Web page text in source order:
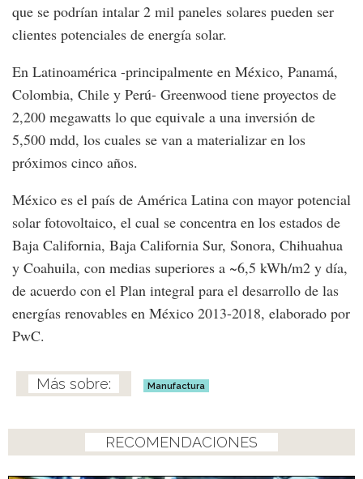
que se podrían intalar 2 mil paneles solares pueden ser
clientes potenciales de energía solar.
En Latinoamérica -principalmente en México, Panamá,
Colombia, Chile y Perú- Greenwood tiene proyectos de
2,200 megawatts lo que equivale a una inversión de
5,500 mdd, los cuales se van a materializar en los
próximos cinco años.
México es el país de América Latina con mayor potencial
solar fotovoltaico, el cual se concentra en los estados de
Baja California, Baja California Sur, Sonora, Chihuahua
y Coahuila, con medias superiores a ~6,5 kWh/m2 y día,
de acuerdo con el Plan integral para el desarrollo de las
energías renovables en México 2013-2018, elaborado por
PwC.
Manufactura
RECOMENDACIONES